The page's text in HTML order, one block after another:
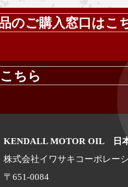
の​ご購入​窓口はこ
KENDALL MOTOR OIL 日
株式会社イワサキコーポレー
〒651-0084
ちら